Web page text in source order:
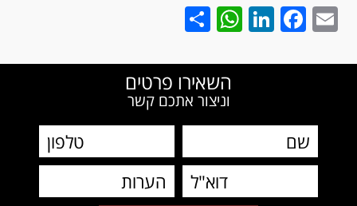
Email
Facebook
LinkedIn
WhatsApp
השאירו פרטים
וניצור אתכם קשר